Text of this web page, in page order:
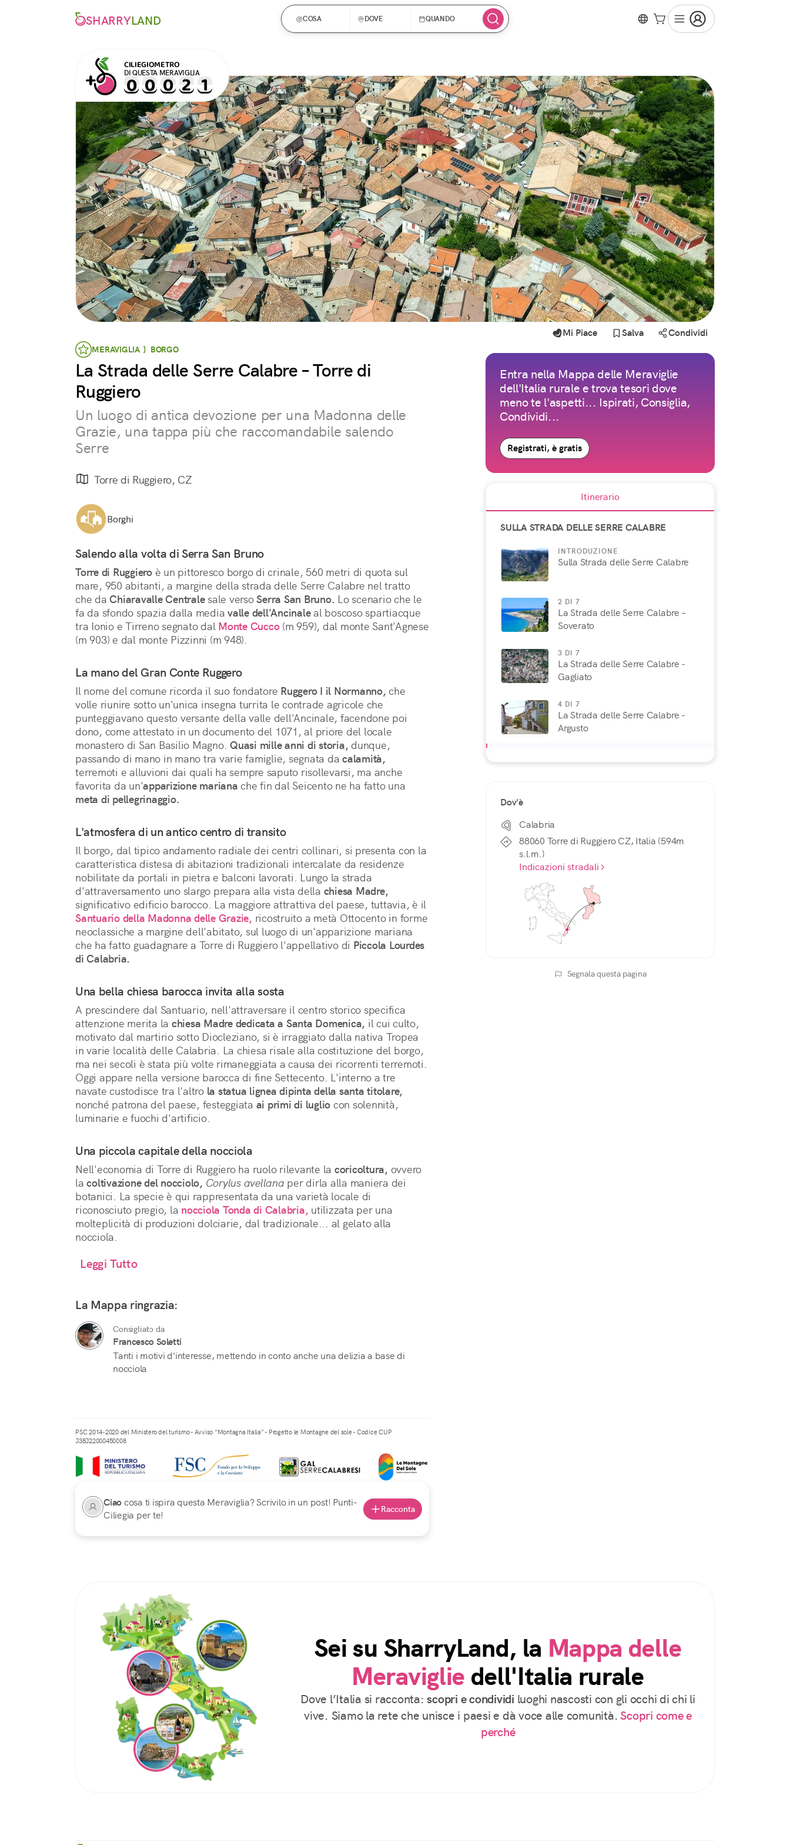
SHARRYLAND COSA DOVE QUANDO
CILIEGIOMETRO
DI QUESTA MERAVIGLIA
MERAVIGLIA } BORGO
La Strada delle Serre Calabre – Torre di
Ruggiero
Un luogo di antica devozione per una Madonna delle
Grazie, una tappa più che raccomandabile salendo
Serre
Torre di Ruggiero, CZ
Borghi
Salendo alla volta di Serra San Bruno
Torre di Ruggiero è un pittoresco borgo di crinale, 560 metri di quota sul
mare, 950 abitanti, a margine della strada delle Serre Calabre nel tratto
che da Chiaravalle Centrale sale verso Serra San Bruno. Lo scenario che le
fa da sfondo spazia dalla media valle dell'Ancinale al boscoso spartiacque
tra Ionio e Tirreno segnato dal Monte Cucco (m 959), dal monte Sant'Agnese
(m 903) e dal monte Pizzinni (m 948).
La mano del Gran Conte Ruggero
Il nome del comune ricorda il suo fondatore Ruggero I il Normanno, che
volle riunire sotto un'unica insegna turrita le contrade agricole che
punteggiavano questo versante della valle dell'Ancinale, facendone poi
dono, come attestato in un documento del 1071, al priore del locale
monastero di San Basilio Magno. Quasi mille anni di storia, dunque,
passando di mano in mano tra varie famiglie, segnata da calamità,
terremoti e alluvioni dai quali ha sempre saputo risollevarsi, ma anche
favorita da un'apparizione mariana
meta di pellegrinaggio.
L'atmosfera di un antico centro di transito
Il borgo, dal tipico andamento radiale dei centri collinari, si presenta con la
caratteristica distesa di abitazioni tradizionali intercalate da residenze
nobilitate da portali in pietra e balconi lavorati. Lungo la strada
d'attraversamento uno slargo prepara alla vista della chiesa Madre,
significativo edificio barocco. La maggiore attrattiva del paese, tuttavia, è il
Santuario della Madonna delle Grazie, ricostruito a metà Ottocento in forme
neoclassiche a margine dell'abitato, sul luogo di un'apparizione mariana
che ha fatto guadagnare a Torre di Ruggiero l'appellativo di Piccola Lourdes
di Calabria.
Una bella chiesa barocca invita alla sosta
A prescindere dal Santuario, nell'attraversare il centro storico specifica
attenzione merita la chiesa Madre dedicata a Santa Domenica, il cui culto,
motivato dal martirio sotto Diocleziano, si è irraggiato dalla nativa Tropea
in varie località delle Calabria. La chiesa risale alla costituzione del borgo,
ma nei secoli è stata più volte rimaneggiata a causa dei ricorrenti terremoti.
Oggi appare nella versione barocca di fine Settecento. L'interno a tre
navate custodisce tra l'altro la statua lignea dipinta della santa titolare,
nonché patrona del paese, festeggiata ai primi di luglio con solennità,
luminarie e fuochi d'artificio.
Una piccola capitale della nocciola
Nell'economia di Torre di Ruggiero ha ruolo rilevante la coricoltura, ovvero
lacoltivazione del nocciolo, Corylus avellana per dirla alla maniera dei
botanici. La specie è qui rappresentata da una varietà locale di
riconosciuto pregio, la nocciola Tonda di Calabria, utilizzata per una
molteplicità di produzioni dolciarie, dal tradizionale... al gelato alla
nocciola.
Leggi Tutto
La Mappa ringrazia:
Consigliato da
Francesco Soletti
Tanti i motivi d'interesse, mettendo in conto anche una delizia a base di
nocciola
PSC 2014-2020 del Ministero del turismo - Avviso “Montagna Italia” - Progetto le Montagne del sole - Codice CUP
J38J22000450008
Ciaocosa ti ispira questa Meraviglia? Scrivilo in un post! Punti-
Ciliegia per te!
Racconta
Mi Piace Salva Condividi
Entra nella Mappa delle Meraviglie
dell'Italia rurale e trova tesori dove
meno te l'aspetti... Ispirati, Consiglia,
Condividi...
Registrati, è gratis
Itinerario
SULLA STRADA DELLE SERRE CALABRE
INTRODUZIONE
Sulla Strada delle Serre Calabre
2 DI 7
La Strada delle Serre Calabre –
Soverato
3 DI 7
La Strada delle Serre Calabre -
Gagliato
4 DI 7
La Strada delle Serre Calabre -
Argusto
La Strada delle Serre Calabre –
La Strada delle Serre Calabre –
Dov'è
Calabria
88060 Torre di Ruggiero CZ, Italia (594m
s.l.m.)
Indicazioni stradali
Segnala questa pagina
Sei su SharryLand, la Mappa delle
Meraviglie dell'Italia rurale
Dove l’Italia si racconta:scopri e condividi luoghi nascosti con gli occhi di chi li
vive. Siamo la rete che unisce i paesi e dà voce alle comunità. Scopri come e
perché